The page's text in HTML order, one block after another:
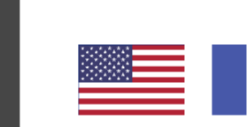
Note moyenne
5.0